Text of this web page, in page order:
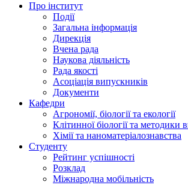
Про інститут
Події
Загальна інформація
Дирекція
Вчена рада
Наукова діяльність
Рада якості
Асоціація випускників
Документи
Кафедри
Агрономії, біології та екології
Клітинної біології та методики
Хімії та наноматеріалознавства
Студенту
Рейтинг успішності
Розклад
Міжнародна мобільність